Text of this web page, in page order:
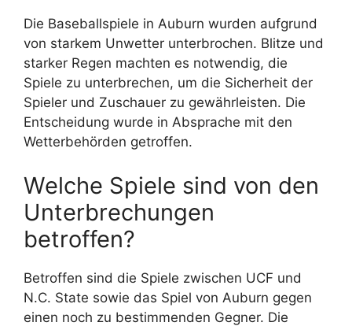
Die Baseballspiele in Auburn wurden aufgrund
von starkem Unwetter unterbrochen. Blitze und
starker Regen machten es notwendig, die
Spiele zu unterbrechen, um die Sicherheit der
Spieler und Zuschauer zu gewährleisten. Die
Entscheidung wurde in Absprache mit den
Wetterbehörden getroffen.
Welche Spiele sind von den
Unterbrechungen
betroffen?
Betroffen sind die Spiele zwischen UCF und
N.C. State sowie das Spiel von Auburn gegen
einen noch zu bestimmenden Gegner. Die